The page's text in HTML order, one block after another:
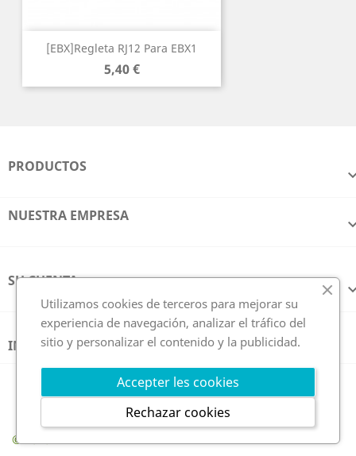
[EBX]Regleta RJ12 Para EBX1
Precio
5,40 €
PRODUCTOS
NUESTRA EMPRESA
SU CUENTA
INFORMACIÓN DE LA TIENDA
Síguenos en
© 2026 - GCE Electronics
Utilizamos cookies de terceros para mejorar su
experiencia de navegación, analizar el tráfico del
sitio y personalizar el contenido y la publicidad.
Accepter les cookies
Rechazar cookies